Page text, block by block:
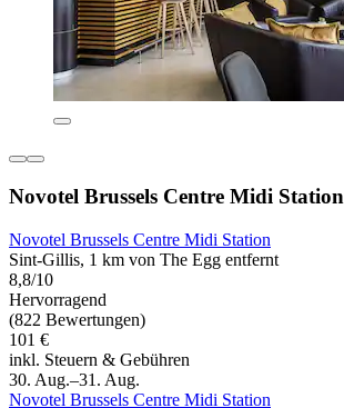
Novotel Brussels Centre Midi Station
Novotel Brussels Centre Midi Station
Sint-Gillis, 1 km von The Egg entfernt
8,8/10
Hervorragend
(822 Bewertungen)
101 €
inkl. Steuern & Gebühren
30. Aug.–31. Aug.
Novotel Brussels Centre Midi Station